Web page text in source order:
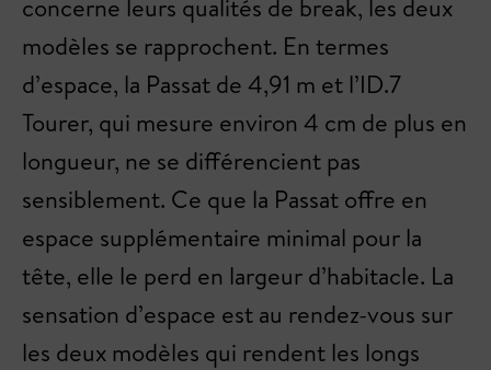
concerne leurs qualités de break, les deux
modèles se rapprochent. En termes
d’espace, la Passat de 4,91 m et l’ID.7
Tourer, qui mesure environ 4 cm de plus en
longueur, ne se différencient pas
sensiblement. Ce que la Passat offre en
espace supplémentaire minimal pour la
tête, elle le perd en largeur d’habitacle. La
sensation d’espace est au rendez-vous sur
les deux modèles qui rendent les longs